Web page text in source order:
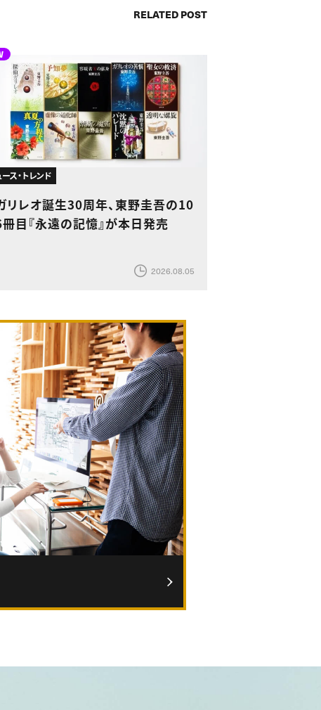
RELATED POST
ス・トレンド
リレオ誕生30周年、東野圭吾の10
目『永遠の記憶』が本日発売
2026.08.05